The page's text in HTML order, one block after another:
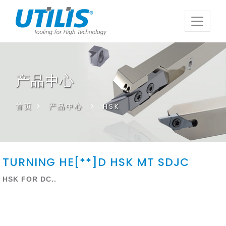
产品中心
首页 > 产品中心 > HSK
TURNING HE[**]D HSK MT SDJC
HSK FOR DC..